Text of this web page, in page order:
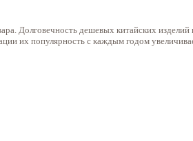
Долговечность дешевых китайских
их популярность с каждым годом